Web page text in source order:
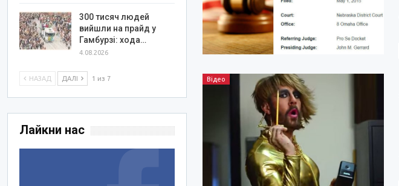
Відео
300 тисяч людей
вийшли на прайд у
Гамбурзі: хода…
4.08.2026
НАЗАД ДАЛІ 1 из 7
Лайкни нас